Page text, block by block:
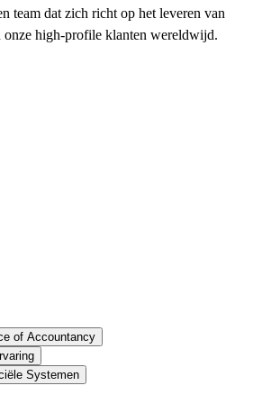
team dat zich richt op het leveren van
onze high-profile klanten wereldwijd.
of Accountancy
Systemen